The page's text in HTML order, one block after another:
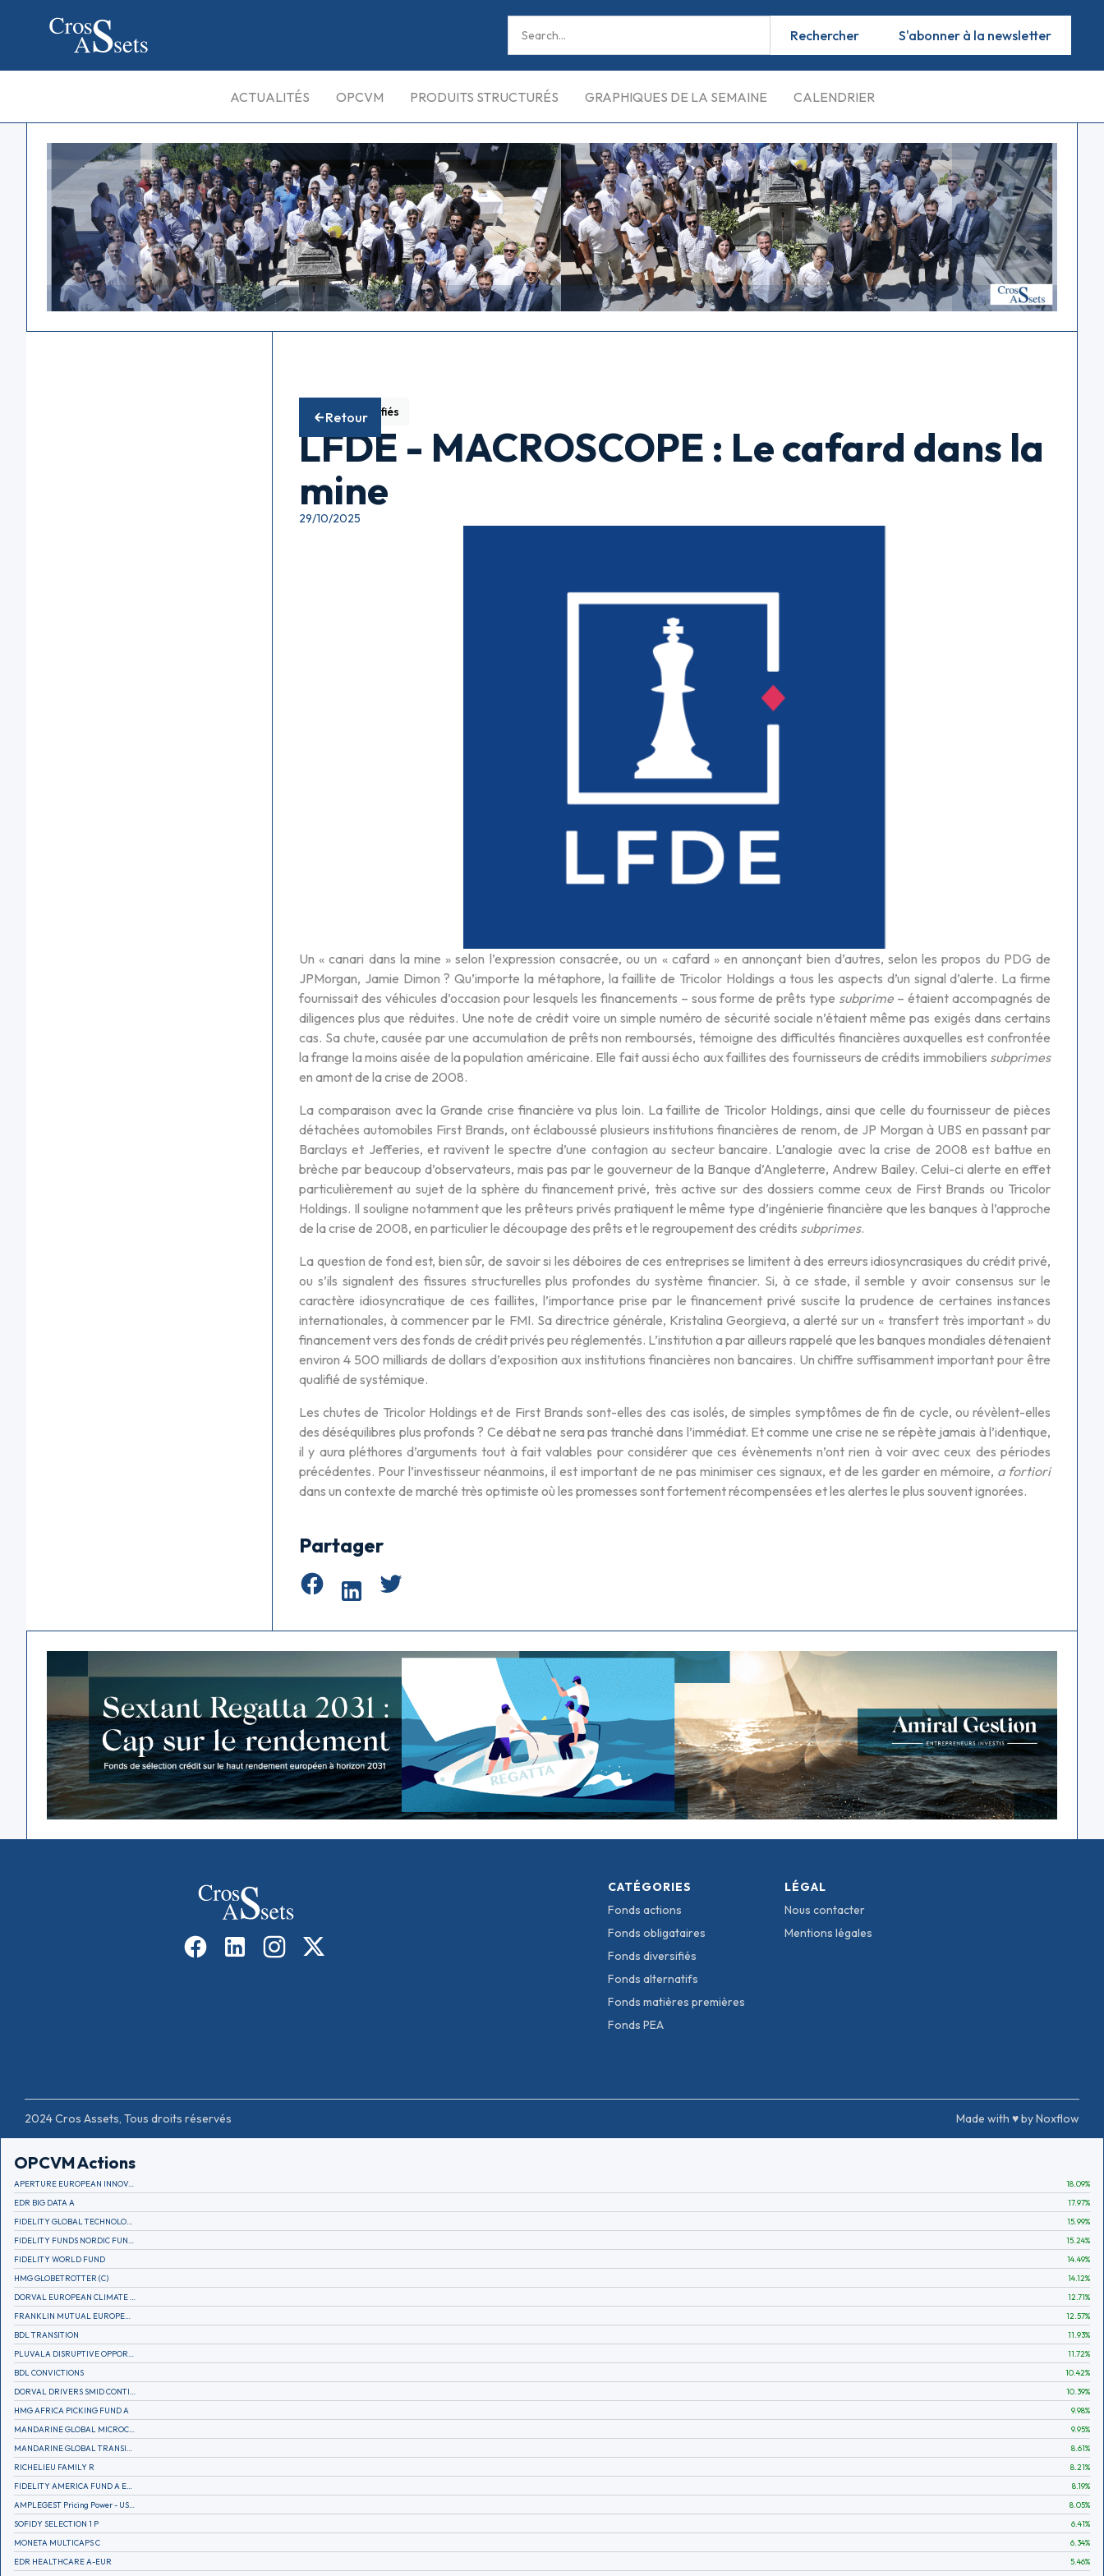
S'abonner à la newsletter
ACTUALITÉS OPCVM PRODUITS STRUCTURÉS GRAPHIQUES DE LA SEMAINE CALENDRIER
Retour
Fonds diversifiés
LFDE - MACROSCOPE : Le cafard dans la
mine
29/10/2025
Un « canari dans la mine » selon l’expression consacrée, ou un « cafard » en annonçant bien d’autres, selon les propos du PDG de
JPMorgan, Jamie Dimon ? Qu’importe la métaphore, la faillite de Tricolor Holdings a tous les aspects d’un signal d’alerte. La firme
fournissait des véhicules d’occasion pour lesquels les financements – sous forme de prêts type subprime – étaient accompagnés de
diligences plus que réduites. Une note de crédit voire un simple numéro de sécurité sociale n’étaient même pas exigés dans certains
cas. Sa chute, causée par une accumulation de prêts non remboursés, témoigne des difficultés financières auxquelles est confrontée
la frange la moins aisée de la population américaine. Elle fait aussi écho aux faillites des fournisseurs de crédits immobiliers subprimes
en amont de la crise de 2008.
La comparaison avec la Grande crise financière va plus loin. La faillite de Tricolor Holdings, ainsi que celle du fournisseur de pièces
détachées automobiles First Brands, ont éclaboussé plusieurs institutions financières de renom, de JP Morgan à UBS en passant par
Barclays et Jefferies, et ravivent le spectre d’une contagion au secteur bancaire. L’analogie avec la crise de 2008 est battue en
brèche par beaucoup d’observateurs, mais pas par le gouverneur de la Banque d’Angleterre, Andrew Bailey. Celui-ci alerte en effet
particulièrement au sujet de la sphère du financement privé, très active sur des dossiers comme ceux de First Brands ou Tricolor
Holdings. Il souligne notamment que les prêteurs privés pratiquent le même type d’ingénierie financière que les banques à l’approche
de la crise de 2008, en particulier le découpage des prêts et le regroupement des crédits subprimes.
La question de fond est, bien sûr, de savoir si les déboires de ces entreprises se limitent à des erreurs idiosyncrasiques du crédit privé,
ou s’ils signalent des fissures structurelles plus profondes du système financier. Si, à ce stade, il semble y avoir consensus sur le
caractère idiosyncratique de ces faillites, l’importance prise par le financement privé suscite la prudence de certaines instances
internationales, à commencer par le FMI. Sa directrice générale, Kristalina Georgieva, a alerté sur un « transfert très important » du
financement vers des fonds de crédit privés peu réglementés. L’institution a par ailleurs rappelé que les banques mondiales détenaient
environ 4 500 milliards de dollars d’exposition aux institutions financières non bancaires. Un chiffre suffisamment important pour être
qualifié de systémique.
Les chutes de Tricolor Holdings et de First Brands sont-elles des cas isolés, de simples symptômes de fin de cycle, ou révèlent-elles
des déséquilibres plus profonds ? Ce débat ne sera pas tranché dans l’immédiat. Et comme une crise ne se répète jamais à l’identique,
il y aura pléthores d’arguments tout à fait valables pour considérer que ces évènements n’ont rien à voir avec ceux des périodes
précédentes. Pour l’investisseur néanmoins, il est important de ne pas minimiser ces signaux, et de les garder en mémoire, a fortiori
dans un contexte de marché très optimiste où les promesses sont fortement récompensées et les alertes le plus souvent ignorées.
Partager
CATÉGORIES
Fonds actions
Fonds obligataires
Fonds diversifiés
Fonds alternatifs
Fonds matières premières
Fonds PEA
LÉGAL
Nous contacter
Mentions légales
2024 Cros Assets, Tous droits réservés Made with ♥ by Noxflow
OPCVM Actions
APERTURE EUROPEAN INNOVATION 18.09%
EDR BIG DATA A
17.97%
15.99%
15.24%
FIDELITY WORLD FUND
14.49%
HMG GLOBETROTTER (C)
14.12%
12.71%
12.57%
BDL TRANSITION
11.93%
11.72%
BDL CONVICTIONS
10.42%
10.39%
HMG AFRICA PICKING FUND A
9.98%
9.95%
8.61%
RICHELIEU FAMILY R
8.21%
8.19%
8.05%
SOFIDY SELECTION 1 P
6.41%
MONETA MULTICAPS C
6.34%
EDR HEALTHCARE A-EUR
5.46%